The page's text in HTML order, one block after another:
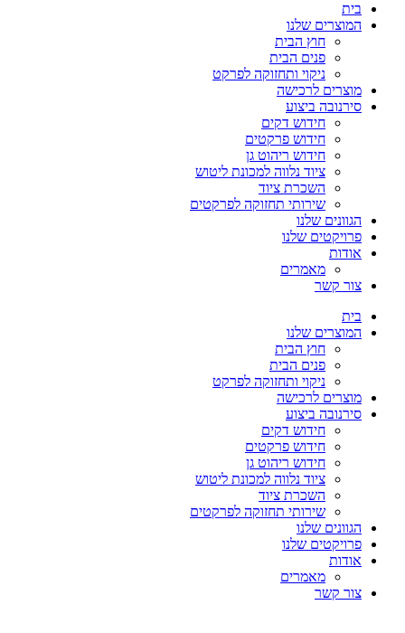
בית
המוצרים שלנו
חוץ הבית
פנים הבית
ניקוי ותחזוקה לפרקט
מוצרים לרכישה
סירנובה ביצוע
חידוש דקים
חידוש פרקטים
חידוש ריהוט גן
ציוד נלווה למכונת ליטוש
השכרת ציוד
שירותי תחזוקה לפרקטים
הגוונים שלנו
פרויקטים שלנו
אודות
מאמרים
צור קשר
בית
המוצרים שלנו
חוץ הבית
פנים הבית
ניקוי ותחזוקה לפרקט
מוצרים לרכישה
סירנובה ביצוע
חידוש דקים
חידוש פרקטים
חידוש ריהוט גן
ציוד נלווה למכונת ליטוש
השכרת ציוד
שירותי תחזוקה לפרקטים
הגוונים שלנו
פרויקטים שלנו
אודות
מאמרים
צור קשר